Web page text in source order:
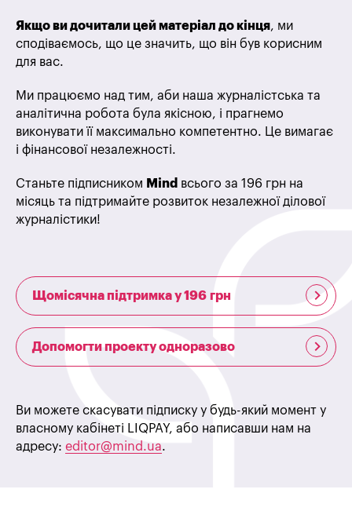
Якщо ви дочитали цей матеріал до кінця, ми
сподіваємось, що це значить, що він був корисним
для вас.
Ми працюємо над тим, аби наша журналістська та
аналітична робота була якісною, і прагнемо
виконувати її максимально компетентно. Це вимагає
і фінансової незалежності.
Станьте підписником Mind всього за 196 грн на
місяць та підтримайте розвиток незалежної ділової
журналістики!
Щомісячна підтримка у 196 грн
Допомогти проекту одноразово
Ви можете скасувати підписку у будь-який момент у
власному кабінеті LIQPAY, або написавши нам на
адресу: editor@mind.ua.